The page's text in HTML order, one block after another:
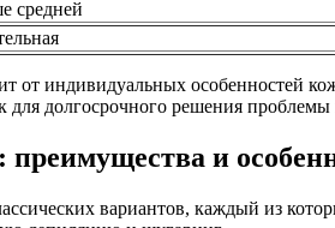
средней
от индивидуальных особенностей
долгосрочного решения проблемы
и
вариантов, каждый из